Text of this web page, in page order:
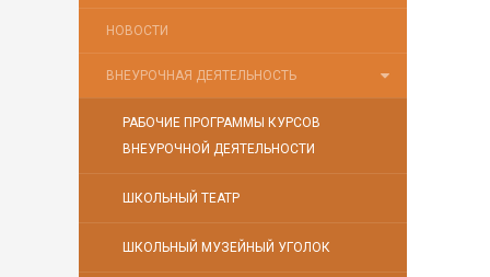
НОВОСТИ
ВНЕУРОЧНАЯ ДЕЯТЕЛЬНОСТЬ
РАБОЧИЕ ПРОГРАММЫ КУРСОВ
ВНЕУРОЧНОЙ ДЕЯТЕЛЬНОСТИ
ШКОЛЬНЫЙ ТЕАТР
ШКОЛЬНЫЙ МУЗЕЙНЫЙ УГОЛОК